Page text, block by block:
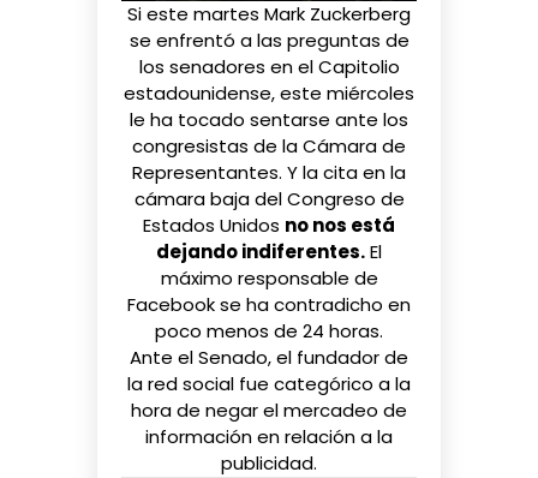
Si este martes Mark Zuckerberg
se enfrentó a las preguntas de
los senadores en el Capitolio
estadounidense, este miércoles
le ha tocado sentarse ante los
congresistas de la Cámara de
Representantes. Y la cita en la
cámara baja del Congreso de
Estados Unidos no nos está
dejando indiferentes.El
máximo responsable de
Facebook se ha contradicho en
poco menos de 24 horas.
Ante el Senado, el fundador de
la red social fue categórico a la
hora de negar el mercadeo de
información en relación a la
publicidad.